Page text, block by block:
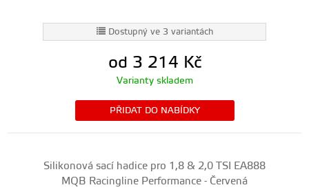
Dostupný ve 3 variantách
od 3 214 Kč
Varianty skladem
PŘIDAT DO NABÍDKY
Silikonová sací hadice pro 1,8 & 2,0 TSI EA888
MQB Racingline Performance - Červená